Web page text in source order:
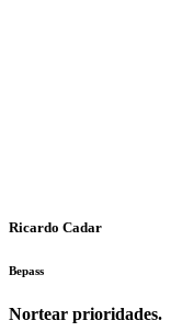
Ricardo Cadar
Bepass
Nortear prioridades.